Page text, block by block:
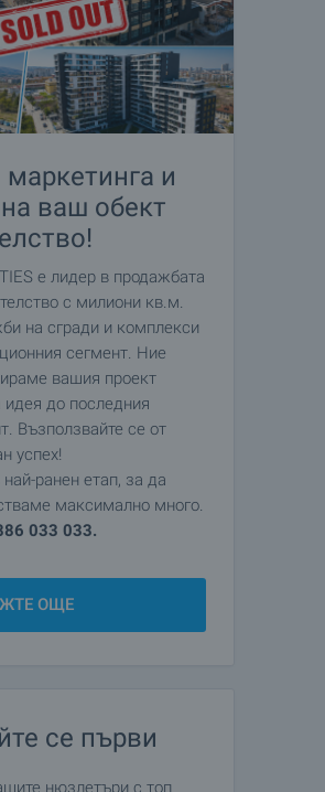
и
ваш обект
е лидер в продажбата
с милиони кв.м.
на сгради и комплекси
сегмент. Ние
вашия проект
до последния
Възползвайте се от
успех!
ранен етап, за да
максимално много.
033 033.
ОЩЕ
се първи
нюзлетъри с топ